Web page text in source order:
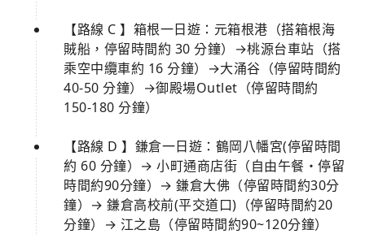
【路線 C 】箱根一日遊：元箱根港（搭箱根海
賊船，停留時間約 30 分鐘）→桃源台車站（搭
乘空中纜車約 16 分鐘）→大涌谷（停留時間約
40-50 分鐘）→御殿場Outlet（停留時間約
150-180 分鐘）
【路線 D 】鎌倉一日遊：鶴岡八幡宮(停留時間
約 60 分鐘）→ 小町通商店街（自由午餐・停留
時間約90分鐘）→ 鎌倉大佛（停留時間約30分
鐘）→ 鎌倉高校前(平交道口)（停留時間約20
分鐘）→ 江之島（停留時間約90~120分鐘）